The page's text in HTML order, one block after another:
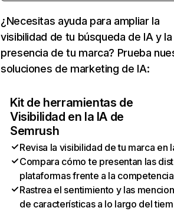
¿Necesitas ayuda para ampliar la
visibilidad de tu búsqueda de IA y la
presencia de tu marca? Prueba
soluciones de marketing de IA:
Kit de herramientas de
Visibilidad en la IA de
Semrush
Revisa la visibilidad de tu marca en
Compara cómo te presentan las
plataformas frente a la competencia
Rastrea el sentimiento y las
de características a lo largo del